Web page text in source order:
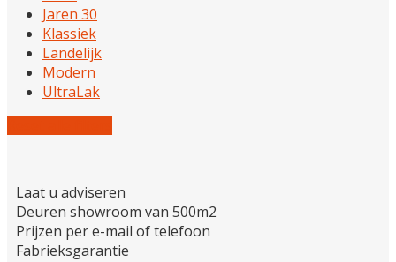
Jaren 30
Klassiek
Landelijk
Modern
UltraLak
Laat u adviseren
Deuren showroom van 500m2
Prijzen per e-mail of telefoon
Fabrieksgarantie